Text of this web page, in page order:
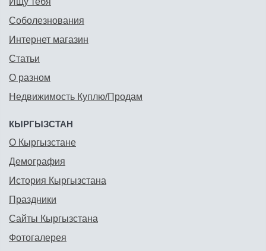
Соболезнования
Интернет магазин
Статьи
О разном
Недвижимость Куплю/Продам
КЫРГЫЗСТАН
О Кыргызстане
Демография
История Кыргызстана
Праздники
Сайты Кыргызстана
Фотогалерея